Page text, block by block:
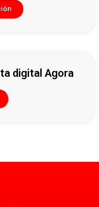
digital Agora